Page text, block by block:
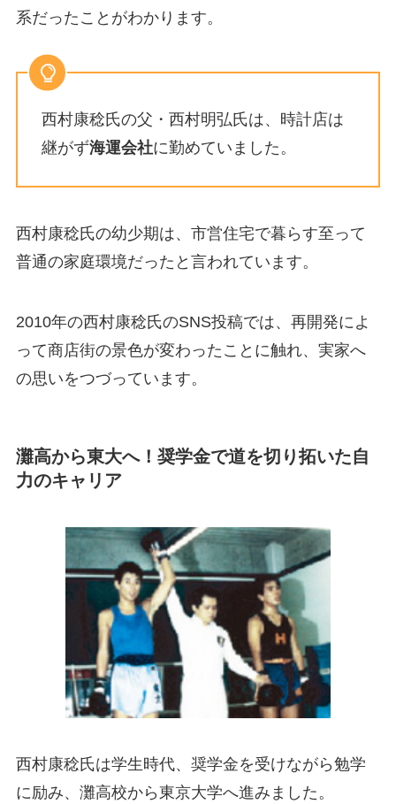
系だったことがわかります。
西村康稔氏の父・西村明弘氏は、時計店は
継がず海運会社に勤めていました。
西村康稔氏の幼少期は、市営住宅で暮らす至って
普通の家庭環境だったと言われています。
2010年の西村康稔氏のSNS投稿では、再開発によ
って商店街の景色が変わったことに触れ、実家へ
の思いをつづっています。
灘高から東大へ！奨学金で道を切り拓いた自
力のキャリア
西村康稔氏は学生時代、奨学金を受けながら勉学
に励み、灘高校から東京大学へ進みました。